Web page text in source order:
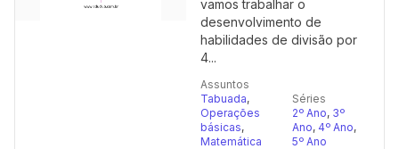
vamos trabalhar o
desenvolvimento de
habilidades de divisão por
4...
Assuntos
Tabuada,
Operações
básicas,
Matemática
Séries
2º Ano, 3º
Ano, 4º Ano,
5º Ano